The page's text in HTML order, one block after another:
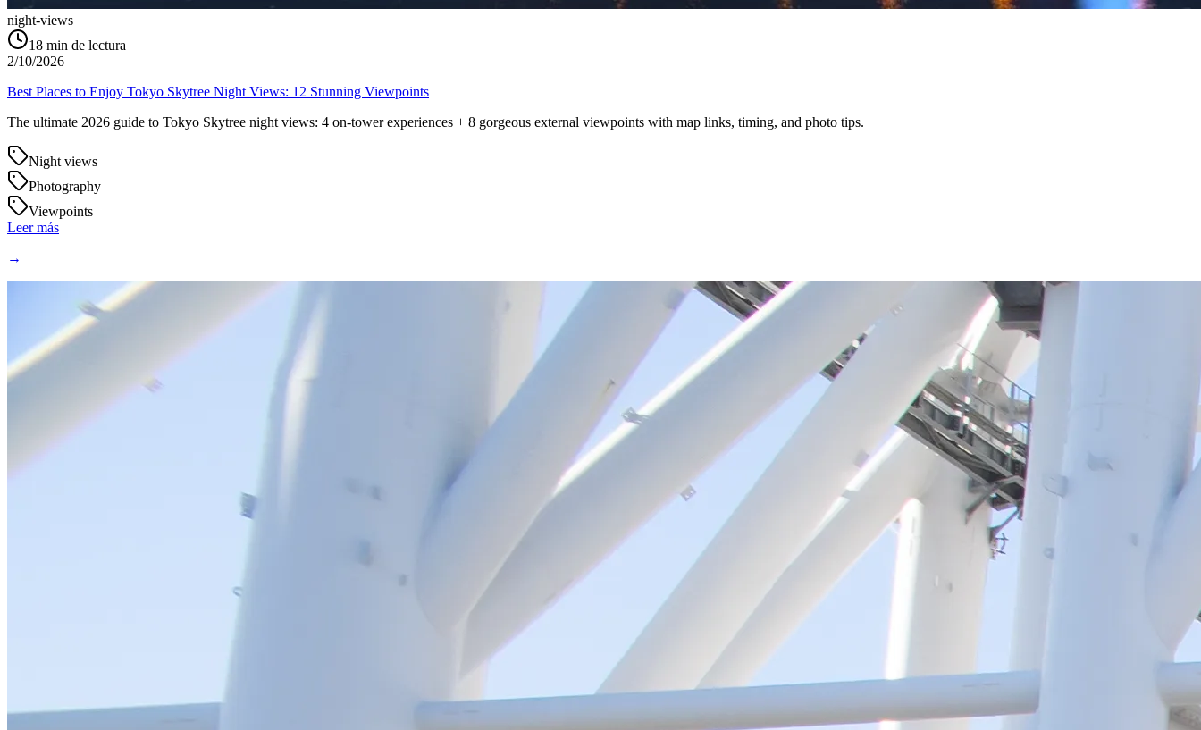
night-views
18 min de lectura
2/10/2026
Best Places to Enjoy Tokyo Skytree Night Views: 12 Stunning Viewpoints
The ultimate 2026 guide to Tokyo Skytree night views: 4 on-tower experiences + 8 gorgeous external viewpoints with map links, timing, and photo tips.
Night views
Photography
Viewpoints
Leer más
→